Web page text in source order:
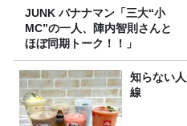
JUNK バナナマン「三大“小
MC”の一人、陣内智則さんと
ほぼ同期トーク！！」
知らない
線